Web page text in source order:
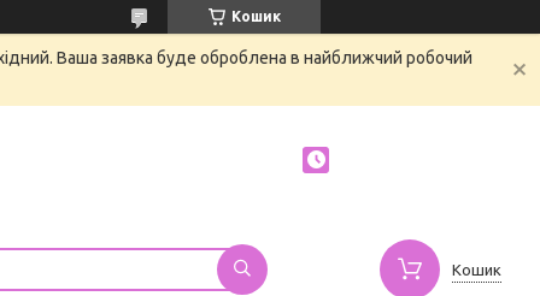
Кошик
Ваша заявка буде оброблена в найближчий робочий
Кошик